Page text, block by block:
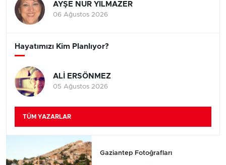
AYŞE NUR YILMAZER
06 Ağustos 2026
Hayatımızı Kim Planlıyor?
ALİ ERSÖNMEZ
05 Ağustos 2026
TÜM YAZARLAR
Gaziantep Fotoğrafları